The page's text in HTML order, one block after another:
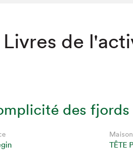
Livres de
des fjords
TÊTE